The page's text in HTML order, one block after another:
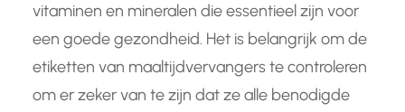
vitaminen en mineralen die essentieel zijn voor
een goede gezondheid. Het is belangrijk om de
etiketten van maaltijdvervangers te controleren
om er zeker van te zijn dat ze alle benodigde